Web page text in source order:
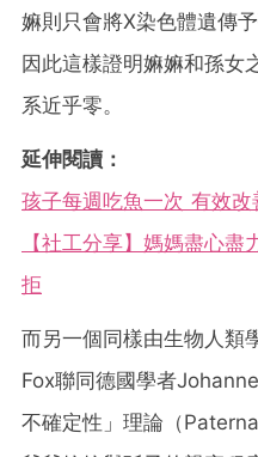
嫲則只會將X染色體遺傳
因此這樣證明嫲嫲和孫女
系近乎零。
延伸閱讀：
孩子每週吃魚一次 有效改
【社工分享】媽媽盡心
拒
而另一個同樣由生物人
Fox聯同德國學者
不確定性」理論（